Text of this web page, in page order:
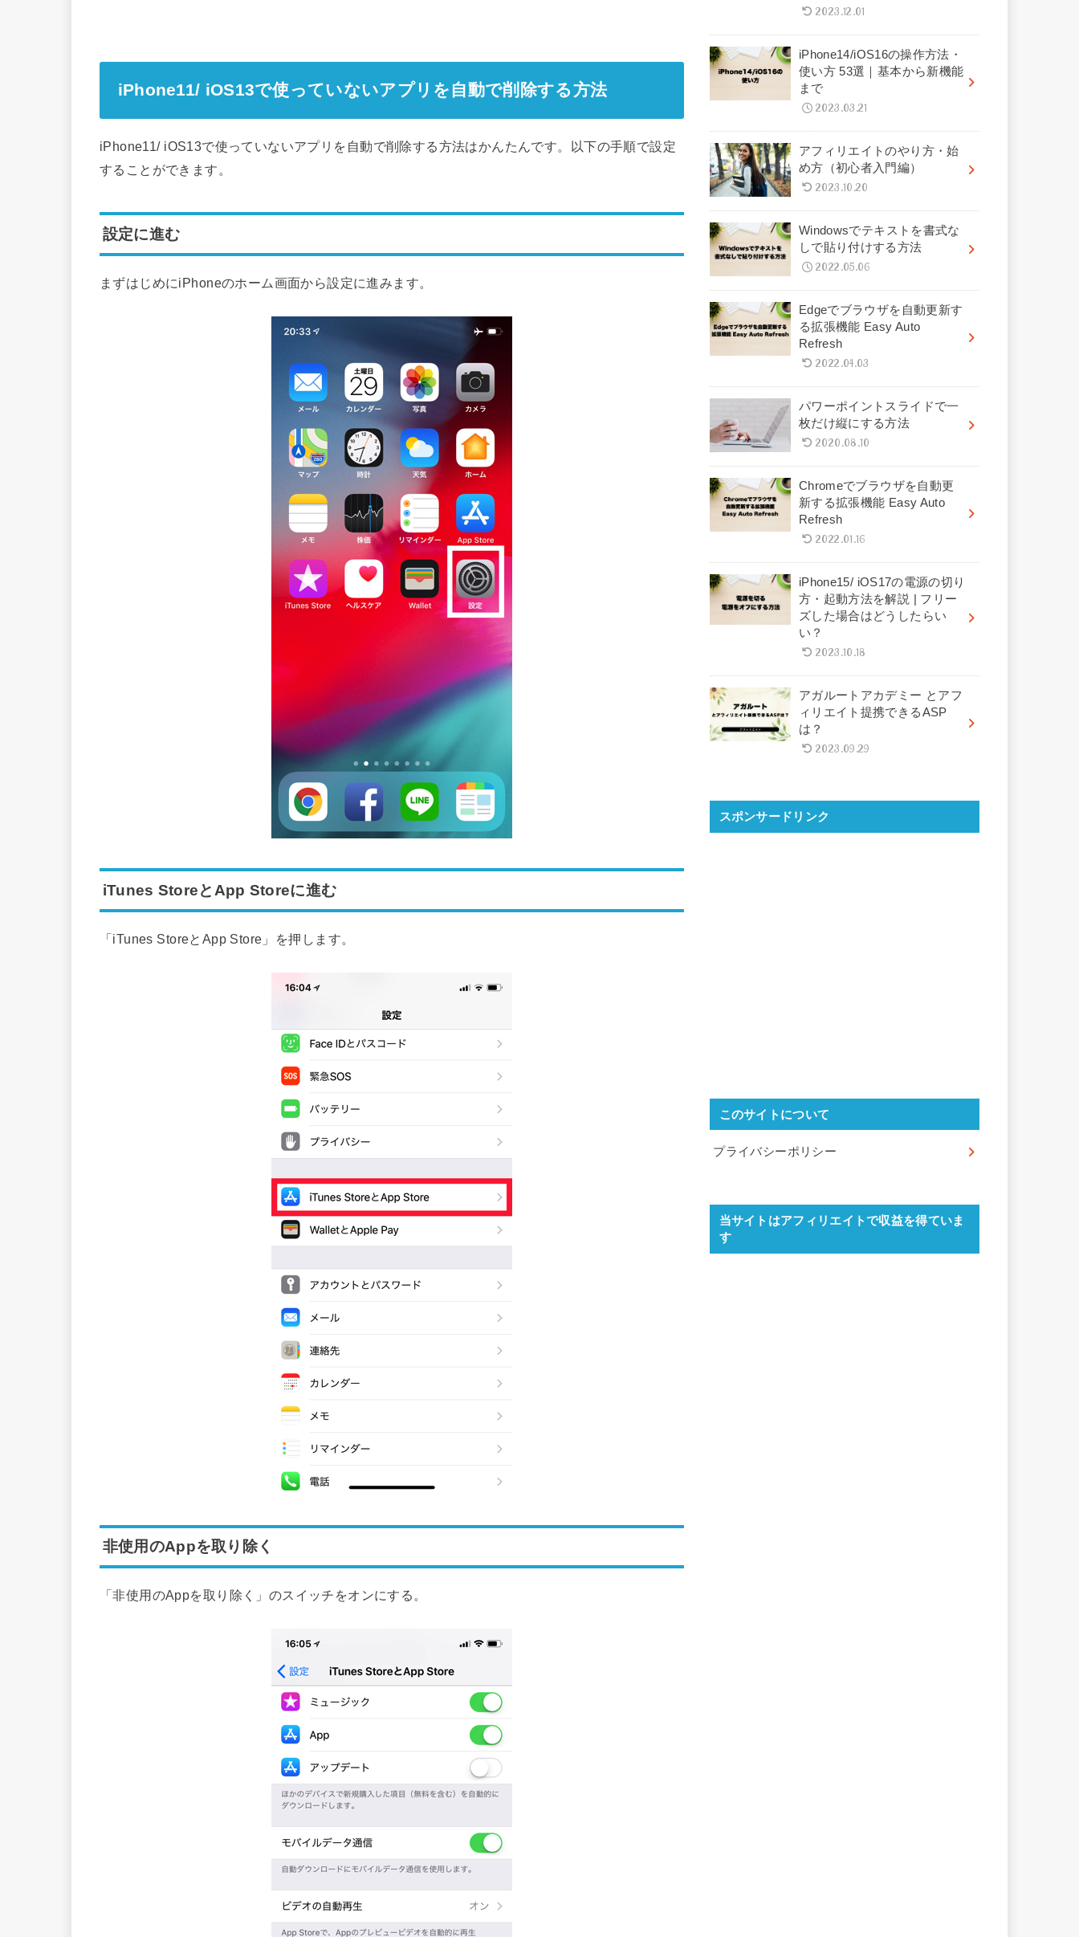
iPhone11/ iOS13で使っていないアプリを自動で削除する方法
iPhone11/ iOS13で使っていないアプリを自動で削除する方法はかんたんです。以下の手順で設定
することができます。
設定に進む
まずはじめにiPhoneのホーム画面から設定に進みます。
iTunes StoreとApp Storeに進む
「iTunes StoreとApp Store」を押します。
非使用のAppを取り除く
「非使用のAppを取り除く」のスイッチをオンにする。
2023.12.01
iPhone14/iOS16の操作方法・
使い方 53選｜基本から新機能
まで
2023.03.21
アフィリエイトのやり方・始
め方（初心者入門編）
2023.10.20
Windowsでテキストを書式な
しで貼り付けする方法
2022.05.06
Edgeでブラウザを自動更新す
る拡張機能 Easy Auto
Refresh
2022.04.03
パワーポイントスライドで一
枚だけ縦にする方法
2020.08.10
Chromeでブラウザを自動更
新する拡張機能 Easy Auto
Refresh
2022.01.16
iPhone15/ iOS17の電源の切り
方・起動方法を解説 | フリー
ズした場合はどうしたらい
い？
2023.10.18
アガルートアカデミー とアフ
ィリエイト提携できるASP
は？
2023.09.29
スポンサードリンク
このサイトについて
プライバシーポリシー
当サイトはアフィリエイトで収益を得ていま
す